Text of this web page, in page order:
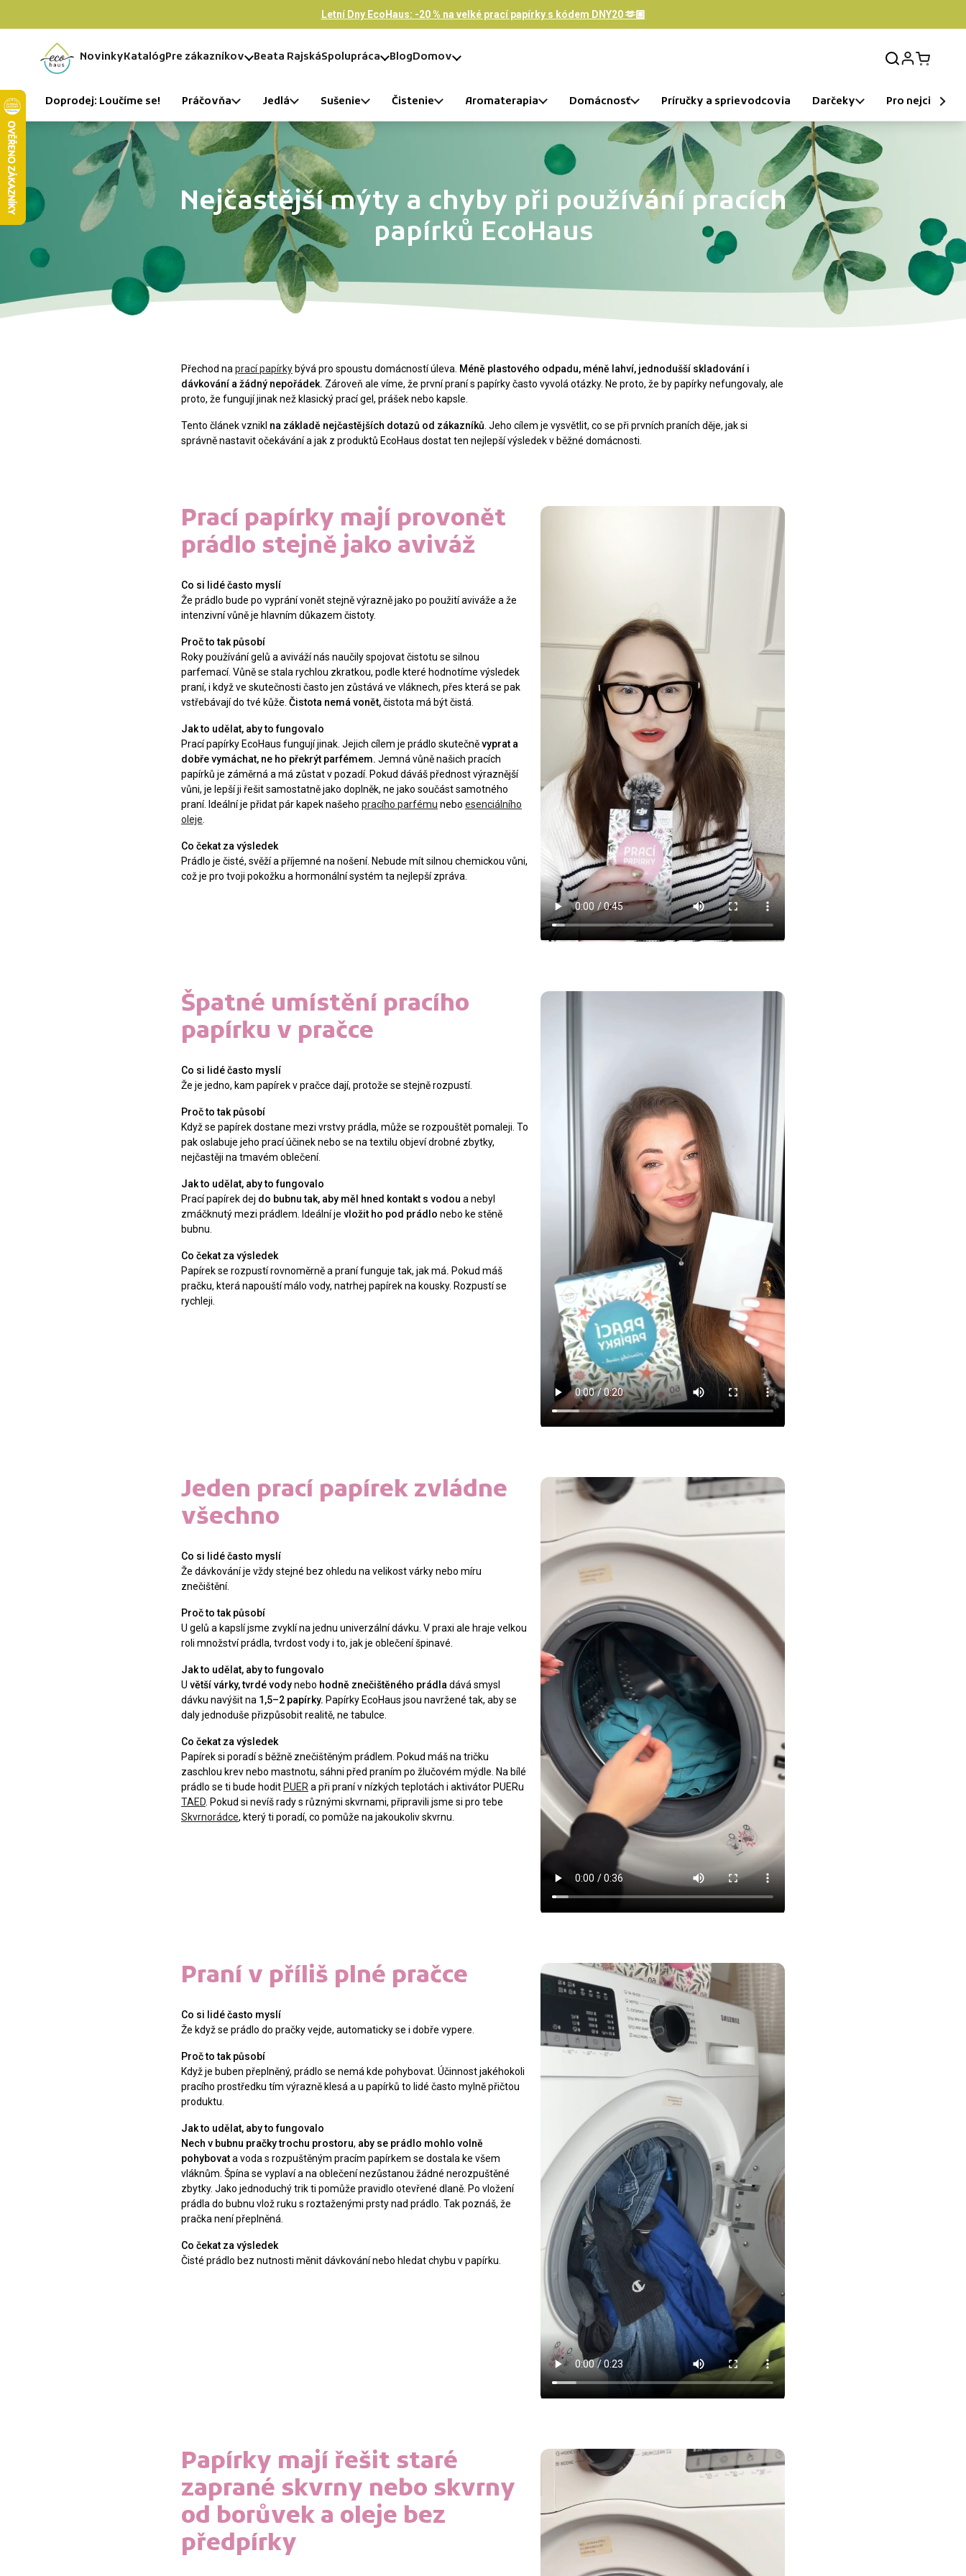
Letní Dny EcoHaus: -20 % na velké prací papírky s kódem DNY20 🫶🏼
Domov
NovinkyKatalógPre zákazníkov Beata RajskáSpolupráca BlogDomov Prihlásenie
Otvorit
Doprodej: Loučíme se! Práčovňa Jedlá Sušenie Čistenie Aromaterapia Domácnosť Príručky a sprievodcovia Darčeky Pro nejcitlivější
Nejčastější mýty a chyby při používání pracích
papírků EcoHaus
Přechod na prací papírkybývá pro spoustu domácností úleva. Méně plastového odpadu, méně lahví, jednodušší skladování i
dávkování a žádný nepořádek. Zároveň ale víme, že první praní s papírky často vyvolá otázky. Ne proto, že by papírky nefungovaly, ale
proto, že fungují jinak než klasický prací gel, prášek nebo kapsle.
Tento článek vznikl na základě nejčastějších dotazů od zákazníků . Jeho cílem je vysvětlit, co se při prvních praních děje, jak si
správně nastavit očekávání a jak z produktů EcoHaus dostat ten nejlepší výsledek v běžné domácnosti.
Prací papírky mají provonět
prádlo stejně jako aviváž
Co si lidé často myslí
Že prádlo bude po vyprání vonět stejně výrazně jako po použití aviváže a že
intenzivní vůně je hlavním důkazem čistoty.
Proč to tak působí
Roky používání gelů a aviváží nás naučily spojovat čistotu se silnou
parfemací. Vůně se stala rychlou zkratkou, podle které hodnotíme výsledek
praní, i když ve skutečnosti často jen zůstává ve vláknech, přes která se pak
vstřebávají do tvé kůže. Čistota nemá vonět,čistota má být čistá.
Jak to udělat, aby to fungovalo
Prací papírky EcoHaus fungují jinak. Jejich cílem je prádlo skutečněvyprat a
dobře vymáchat, ne ho překrýt parfémem. Jemná vůně našich pracích
papírků je záměrná a má zůstat v pozadí. Pokud dáváš přednost výraznější
vůni, je lepší ji řešit samostatně jako doplněk, ne jako součást samotného
praní. Ideální je přidat pár kapek našeho pracího parfému nebo esenciálního
oleje
Co čekat za výsledek
Prádlo je čisté, svěží a příjemné na nošení. Nebude mít silnou chemickou vůni,
což je pro tvoji pokožku a hormonální systém ta nejlepší zpráva.
Špatné umístění pracího
papírku v pračce
Co si lidé často myslí
Že je jedno, kam papírek v pračce dají, protože se stejně rozpustí.
Proč to tak působí
Když se papírek dostane mezi vrstvy prádla, může se rozpouštět pomaleji. To
pak oslabuje jeho prací účinek nebo se na textilu objeví drobné zbytky,
nejčastěji na tmavém oblečení.
Jak to udělat, aby to fungovalo
Prací papírek dej do bubnu tak, aby měl hned kontakt s vodou a nebyl
zmáčknutý mezi prádlem. Ideální je vložit ho pod prádlo nebo ke stěně
bubnu.
Co čekat za výsledek
Papírek se rozpustí rovnoměrně a praní funguje tak, jak má. Pokud máš
pračku, která napouští málo vody, natrhej papírek na kousky. Rozpustí se
rychleji.
Jeden prací papírek zvládne
všechno
Co si lidé často myslí
Že dávkování je vždy stejné bez ohledu na velikost várky nebo míru
znečištění.
Proč to tak působí
U gelů a kapslí jsme zvyklí na jednu univerzální dávku. V praxi ale hraje velkou
roli množství prádla, tvrdost vody i to, jak je oblečení špinavé.
Jak to udělat, aby to fungovalo
U větší várky, tvrdé vodynebo hodně znečištěného prádladává smysl
dávku navýšit na 1,5–2 papírky. Papírky EcoHaus jsou navržené tak, aby se
daly jednoduše přizpůsobit realitě, ne tabulce.
Co čekat za výsledek
Papírek si poradí s běžně znečištěným prádlem. Pokud máš na tričku
zaschlou krev nebo mastnotu, sáhni před praním po žlučovém mýdle. Na bílé
prádlo se ti bude hodit PUERa při praní v nízkých teplotách i aktivátor PUERu
TAED. Pokud si nevíš rady s různými skvrnami, připravili jsme si pro tebe
Skvrnorádce, který ti poradí, co pomůže na jakoukoliv skvrnu.
Praní v příliš plné pračce
Co si lidé často myslí
Že když se prádlo do pračky vejde, automaticky se i dobře vypere.
Proč to tak působí
Když je buben přeplněný, prádlo se nemá kde pohybovat. Účinnost jakéhokoli
pracího prostředku tím výrazně klesá a u papírků to lidé často mylně přičtou
produktu.
Jak to udělat, aby to fungovalo
Nech v bubnu pračky trochu prostoru, aby se prádlo mohlo volně
pohybovata voda s rozpuštěným pracím papírkem se dostala ke všem
vláknům. Špína se vyplaví a na oblečení nezůstanou žádné nerozpuštěné
zbytky. Jako jednoduchý trik ti pomůže pravidlo otevřené dlaně. Po vložení
prádla do bubnu vlož ruku s roztaženými prsty nad prádlo. Tak poznáš, že
pračka není přeplněná.
Co čekat za výsledek
Čisté prádlo bez nutnosti měnit dávkování nebo hledat chybu v papírku.
Papírky mají řešit staré
zaprané skvrny nebo skvrny
od borůvek a oleje bez
předpírky